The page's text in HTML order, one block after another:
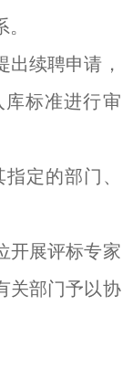
出续聘申请，
标准进行审
定的部门、
开展评标专家
关部门予以协